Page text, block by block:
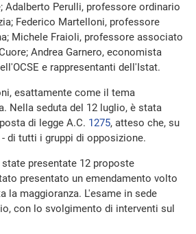
Adalberto Perulli, professore ordinario
Federico Martelloni, professore
Michele Fraioli, professore associato
Andrea Garnero, economista
e rappresentanti dell'Istat.
esattamente come il tema
Nella seduta del 12 luglio, è stata
di legge A.C. 1275​, atteso che, su
di tutti i gruppi di opposizione.
presentate 12 proposte
presentato un emendamento volto
maggioranza. L'esame in sede
con lo svolgimento di interventi sul